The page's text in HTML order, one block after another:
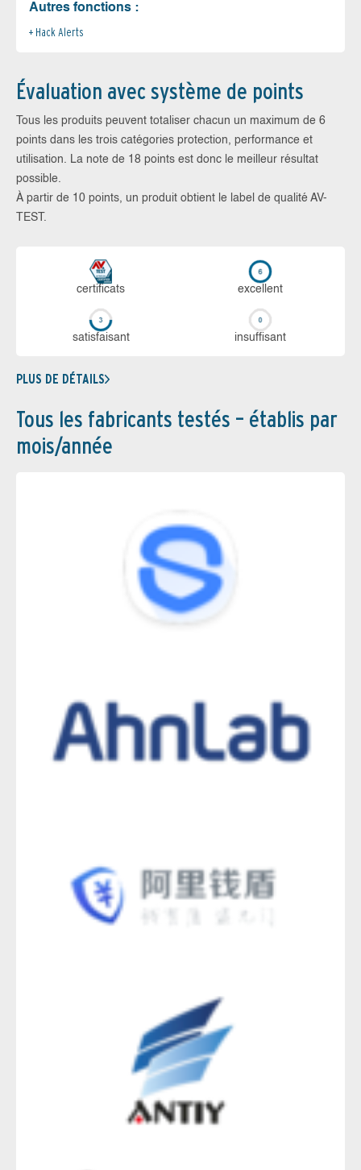
Autres fonctions :
Hack Alerts
Évaluation avec système de points
Tous les produits peuvent totaliser chacun un maximum de 6
points dans les trois catégories protection, performance et
utilisation. La note de 18 points est donc le meilleur résultat
possible.
À partir de 10 points, un produit obtient le label de qualité AV-
TEST.
certi­ficats ex­cellent
sa­tis­fai­sant in­suf­fi­sant
PLUS DE DÉTAILS
Tous les fabricants testés – établis par
mois/année